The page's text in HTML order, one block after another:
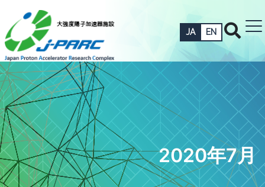
JA EN
2020年7月